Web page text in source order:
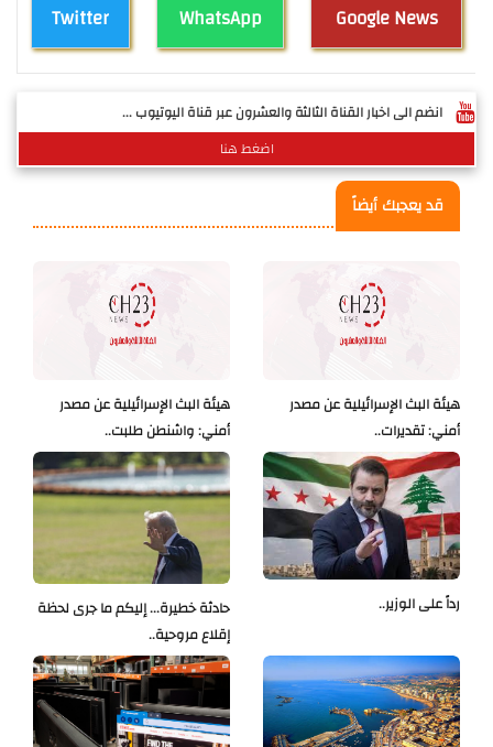
Twitter WhatsApp Google News
انضم الى اخبار القناة الثالثة والعشرون عبر قناة اليوتيوب ...
اضغط هنا
قد يعجبك أيضاً
هيئة البث الإسرائيلية عن مصدر
أمني: واشنطن طلبت..
هيئة البث الإسرائيلية عن مصدر
أمني: تقديرات..
حادثة خطيرة... إليكم ما جرى لحظة
إقلاع مروحية..
رداً على الوزير..